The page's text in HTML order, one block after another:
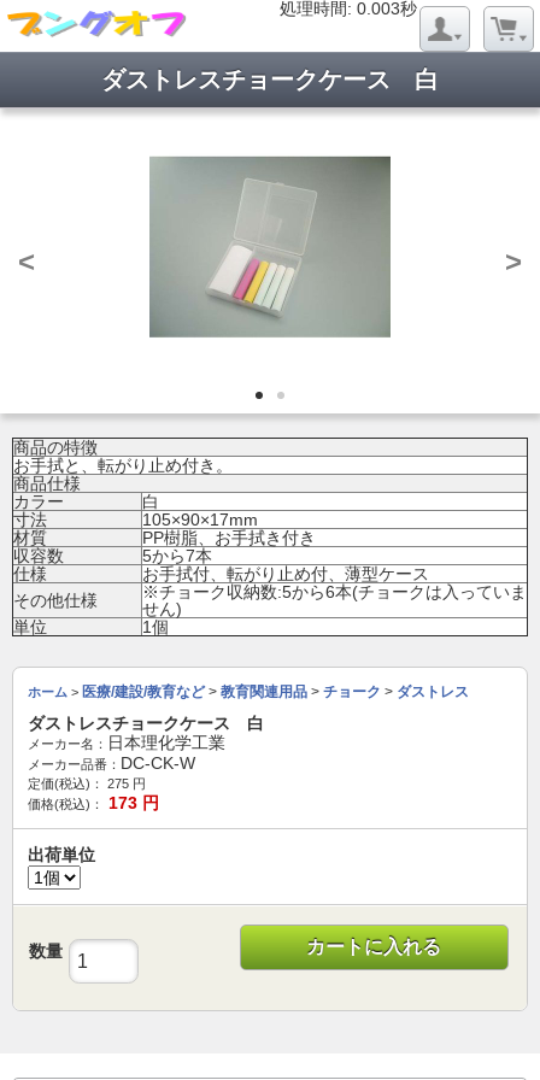
処理時間: 0.003秒
ダストレスチョークケース 白
< >
商品の特徴
お手拭と、転がり止め付き。
商品仕様
カラー
白
寸法
105×90×17mm
材質
PP樹脂、お手拭き付き
収容数
5から7本
仕様
お手拭付、転がり止め付、薄型ケース
その他仕様
※チョーク収納数:5から6本(チョークは入っていま
せん)
単位
1個
ホーム > 医療/建設/教育など> 教育関連用品 > チョーク > ダストレス
ダストレスチョークケース 白
メーカー名： 日本理化学工業
メーカー品番： DC-CK-W
定価(税込)： 275 円
価格(税込)：
173 円
出荷単位
数量 カートに入れる
処理時間: 0.020秒